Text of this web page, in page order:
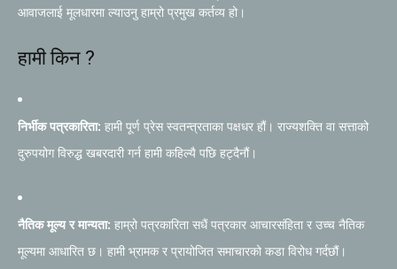
आवाजलाई मूलधारमा ल्याउनु हाम्रो प्रमुख कर्तव्य हो।
हामी किन ?
निर्भीक पत्रकारिता: हामी पूर्ण प्रेस स्वतन्त्रताका पक्षधर हौं। राज्यशक्ति वा सत्ताको
दुरुपयोग विरुद्ध खबरदारी गर्न हामी कहिल्यै पछि हट्दैनौं।
नैतिक मूल्य र मान्यता: हाम्रो पत्रकारिता सधैं पत्रकार आचारसंहिता र उच्च नैतिक
मूल्यमा आधारित छ। हामी भ्रामक र प्रायोजित समाचारको कडा विरोध गर्दछौं।